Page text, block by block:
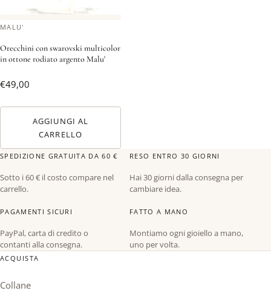
MALU'
Orecchini con swarovski multicolor
in ottone rodiato argento Malu'
€49,00
AGGIUNGI AL
CARRELLO
SPEDIZIONE GRATUITA DA 60 €
Sotto i 60 € il costo compare nel
carrello.
RESO ENTRO 30 GIORNI
Hai 30 giorni dalla consegna per
cambiare idea.
PAGAMENTI SICURI
PayPal, carta di credito o
contanti alla consegna.
FATTO A MANO
Montiamo ogni gioiello a mano,
uno per volta.
ACQUISTA
Collane